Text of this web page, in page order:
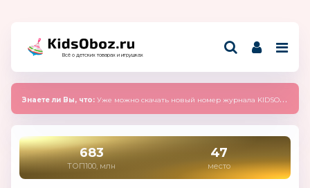
Всё о детских товарах и игрушках
Знаете ли Вы, что: Уже можно скачать новый номер журнала KIDSOBOZ 2025 (сентябрь)
683
ТОП100, млн
47
место